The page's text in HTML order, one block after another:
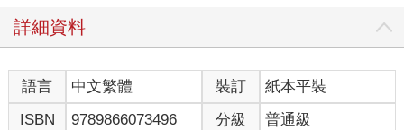
詳細資料
語言 中文繁體 裝訂
紙本平裝
ISBN
9789866073496 分級 普通級